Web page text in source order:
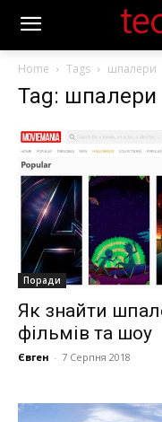
Home Tags шпалери
Tag: шпалери
Поради
Як знайти
фільмів та шоу
Євген - 7 Серпня 2018